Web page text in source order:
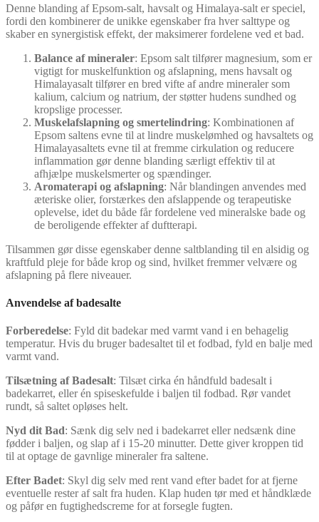
Denne blanding af Epsom-salt, havsalt og Himalaya-salt er speciel,
fordi den kombinerer de unikke egenskaber fra hver salttype og
skaber en synergistisk effekt, der maksimerer fordelene ved et bad.
Balance af mineraler: Epsom salt tilfører magnesium, som er
vigtigt for muskelfunktion og afslapning, mens havsalt og
Himalayasalt tilfører en bred vifte af andre mineraler som
kalium, calcium og natrium, der støtter hudens sundhed og
kropslige processer.
Muskelafslapning og smertelindring: Kombinationen af
Epsom saltens evne til at lindre muskelømhed og havsaltets og
Himalayasaltets evne til at fremme cirkulation og reducere
inflammation gør denne blanding særligt effektiv til at
afhjælpe muskelsmerter og spændinger.
Aromaterapi og afslapning: Når blandingen anvendes med
æteriske olier, forstærkes den afslappende og terapeutiske
oplevelse, idet du både får fordelene ved mineralske bade og
de beroligende effekter af duftterapi.
Tilsammen gør disse egenskaber denne saltblanding til en alsidig og
kraftfuld pleje for både krop og sind, hvilket fremmer velvære og
afslapning på flere niveauer.
Anvendelse af badesalte
Forberedelse: Fyld dit badekar med varmt vand i en behagelig
temperatur. Hvis du bruger badesaltet til et fodbad, fyld en balje med
varmt vand.
Tilsætning af Badesalt: Tilsæt cirka én håndfuld badesalt i
badekarret, eller én spiseskefulde i baljen til fodbad. Rør vandet
rundt, så saltet opløses helt.
Nyd dit Bad: Sænk dig selv ned i badekarret eller nedsænk dine
fødder i baljen, og slap af i 15-20 minutter. Dette giver kroppen tid
til at optage de gavnlige mineraler fra saltene.
Efter Badet: Skyl dig selv med rent vand efter badet for at fjerne
eventuelle rester af salt fra huden. Klap huden tør med et håndklæde
og påfør en fugtighedscreme for at forsegle fugten.